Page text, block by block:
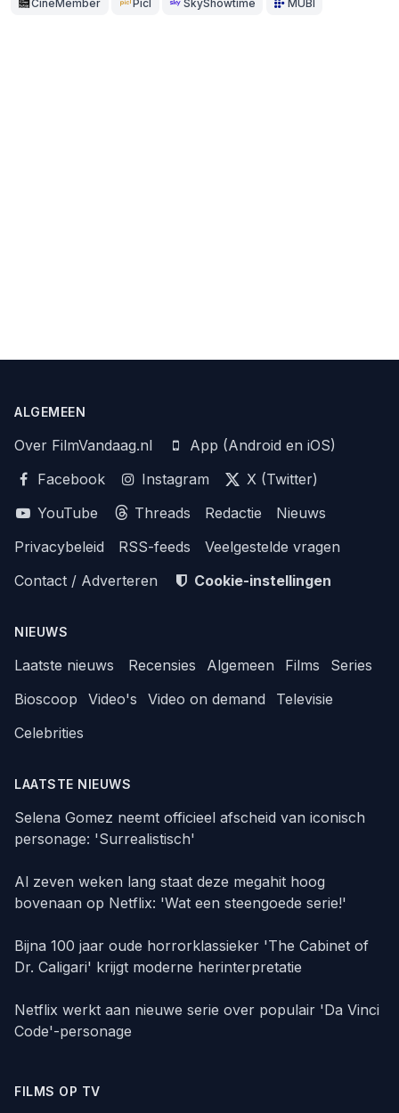
CineMember Picl SkyShowtime MUBI
ALGEMEEN
Over FilmVandaag.nl
App (Android en iOS)
Facebook
Instagram
X (Twitter)
YouTube
Threads Redactie
Nieuws
Privacybeleid
RSS-feeds
Veelgestelde vragen
Contact / Adverteren
Cookie-instellingen
NIEUWS
Laatste nieuws Recensies Algemeen Films
Series
Bioscoop
Video's Video on demand
Televisie
Celebrities
LAATSTE NIEUWS
Selena Gomez neemt officieel afscheid van iconisch
personage: 'Surrealistisch'
Al zeven weken lang staat deze megahit hoog
bovenaan op Netflix: 'Wat een steengoede serie!'
Bijna 100 jaar oude horrorklassieker 'The Cabinet of
Dr. Caligari' krijgt moderne herinterpretatie
Netflix werkt aan nieuwe serie over populair 'Da Vinci
Code'-personage
FILMS OP TV